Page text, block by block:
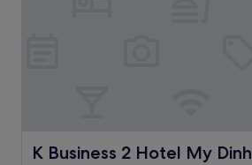
K Business 2 Hotel My Dinh
K Business 2 Hotel My Dinh